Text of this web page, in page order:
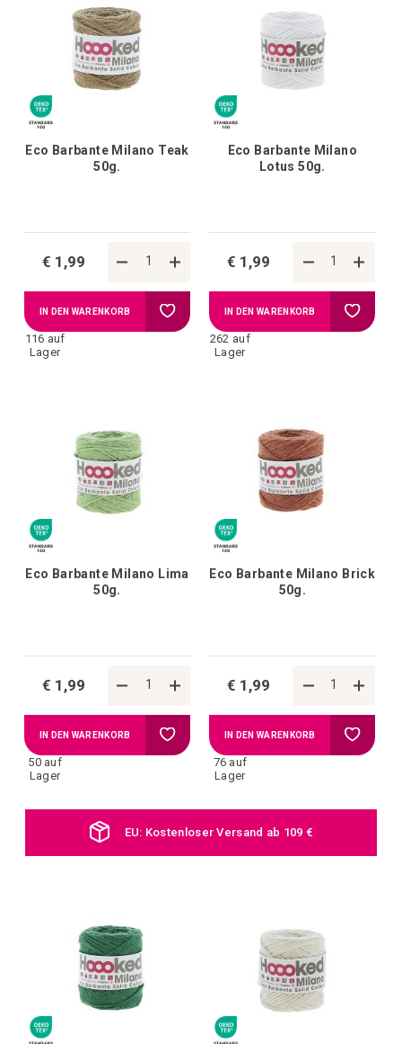
Eco Barbante Milano Teak
50g.
€ 1,99
116 auf
Lager
IN DEN WARENKORB Zur
Wunschliste
Eco Barbante Milano
Lotus 50g.
€ 1,99
262 auf
Lager
IN DEN WARENKORB Zur
Eco Barbante Milano Lima
50g.
€ 1,99
50 auf
Lager
IN DEN WARENKORB Zur
Wunschliste
Eco Barbante Milano Brick
50g.
€ 1,99
76 auf
Lager
IN DEN WARENKORB Zur
EU: Kostenloser Versand ab 109 €